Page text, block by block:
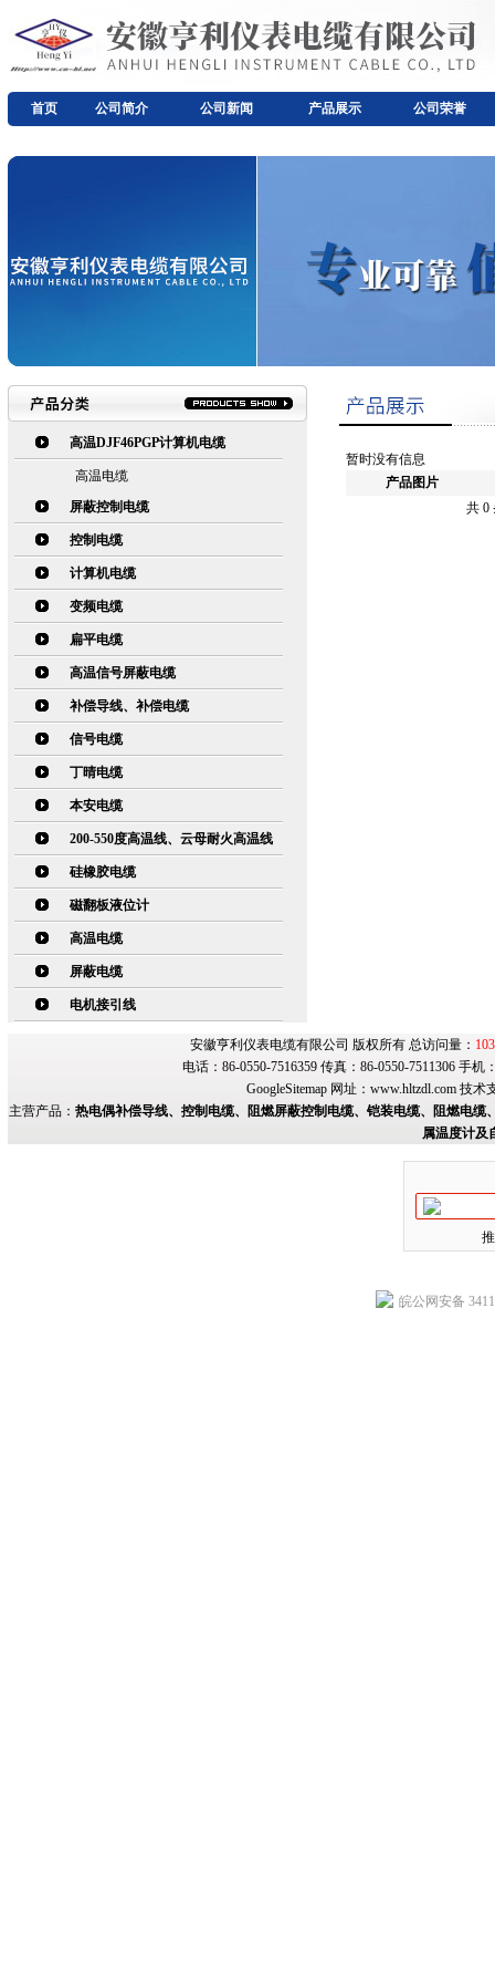
首页 公司简介 公司新闻 产品展示 公司荣誉
高温DJF46PGP计算机电缆
高温电缆
屏蔽控制电缆
控制电缆
计算机电缆
变频电缆
扁平电缆
高温信号屏蔽电缆
补偿导线、补偿电缆
信号电缆
丁晴电缆
本安电缆
200-550度高温线、云母耐火高温线
硅橡胶电缆
磁翻板液位计
高温电缆
屏蔽电缆
电机接引线
暂时没有信息
产品图片
共 0
安徽亨利仪表电缆有限公司 版权所有 总访问量：
电话：86-0550-7516359 传真：86-0550-7511306 手
GoogleSitemap网址： www.hltzdl.com技术
主营产品： 热电偶补偿导线、控制电缆、阻燃屏蔽控制电缆、铠装电缆、阻燃电
属温度计及
皖公网安备